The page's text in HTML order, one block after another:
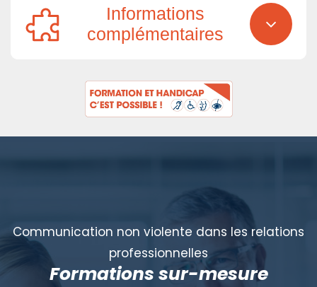
Informations
complémentaires
Communication non violente dans les relations
professionnelles
Formations sur-mesure